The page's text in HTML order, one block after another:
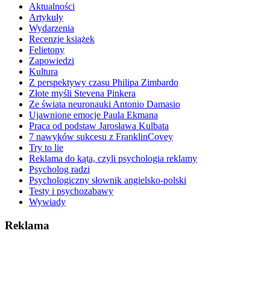
Aktualności
Artykuły
Wydarzenia
Recenzje książek
Felietony
Zapowiedzi
Kultura
Z perspektywy czasu Philipa Zimbardo
Złote myśli Stevena Pinkera
Ze świata neuronauki Antonio Damasio
Ujawnione emocje Paula Ekmana
Praca od podstaw Jarosława Kulbata
7 nawyków sukcesu z FranklinCovey
Try to lie
Reklama do kąta, czyli psychologia reklamy
Psycholog radzi
Psychologiczny słownik angielsko-polski
Testy i psychozabawy
Wywiady
Reklama